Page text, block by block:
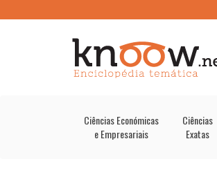
Ciências Económicas
e Empresariais
Ciências
Exatas